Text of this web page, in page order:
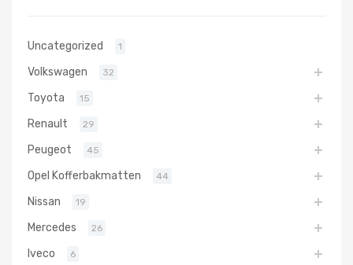
Uncategorized 1
Volkswagen 32
Toyota 15
Renault 29
Peugeot 45
Opel Kofferbakmatten 44
Nissan 19
Mercedes 26
Iveco 6